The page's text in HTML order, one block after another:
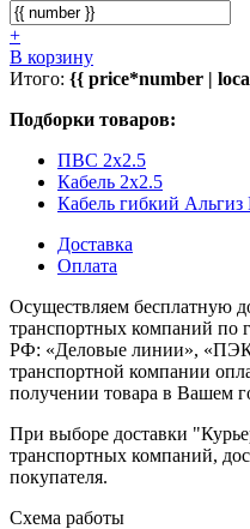
+
В корзину
Итого: {{ price*number |
Подборки товаров:
ПВС 2x2.5
Кабель 2x2.5
Кабель гибкий Альгиз
Доставка
Оплата
Осуществляем бесплатную
транспортных компаний по
РФ: «Деловые линии»,
транспортной компании
получении товара в Вашем
При выборе доставки
транспортных компаний,
покупателя.
Схема работы